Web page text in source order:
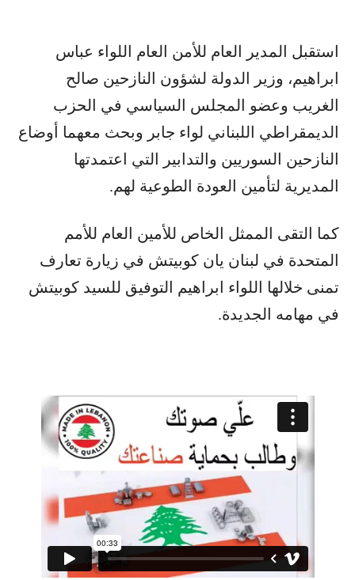
استقبل المدير العام للأمن العام اللواء عباس
ابراهيم، وزير الدولة لشؤون النازحين صالح
الغريب وعضو المجلس السياسي في الحزب
الديمقراطي اللبناني لواء جابر وبحث معهما أوضاع
النازحين السوريين والتدابير التي اعتمدتها
المديرية لتأمين العودة الطوعية لهم.
كما التقى الممثل الخاص للأمين العام للأمم
المتحدة في لبنان يان كوبيتش في زيارة تعارف
تمنى خلالها اللواء ابراهيم التوفيق للسيد كوبيتش
في مهامه الجديدة.